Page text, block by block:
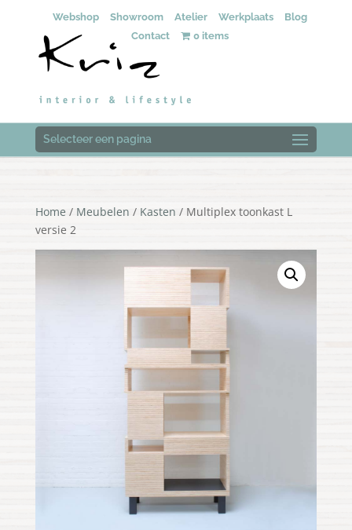
Webshop Showroom Atelier Werkplaats
Blog
Contact
0 items
Selecteer een pagina
Home / Meubelen / Kasten / Multiplex toonkast L
versie 2